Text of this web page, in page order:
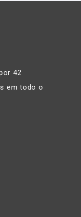
42
em todo o